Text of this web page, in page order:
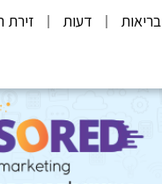
בריאות דעות זירת